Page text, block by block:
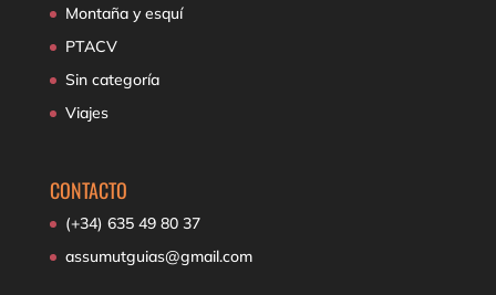
Montaña y esquí
PTACV
Sin categoría
Viajes
CONTACTO
(+34) 635 49 80 37
assumutguias@gmail.com